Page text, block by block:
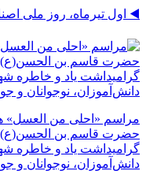
◀️ اول تیرماه، روز ملی
مراسم «احلی من العسل»
حضرت قاسم بن الحسن(ع)،
گرامیداشت یاد و خاطره
دانش‌آموزان، نوجوانان و